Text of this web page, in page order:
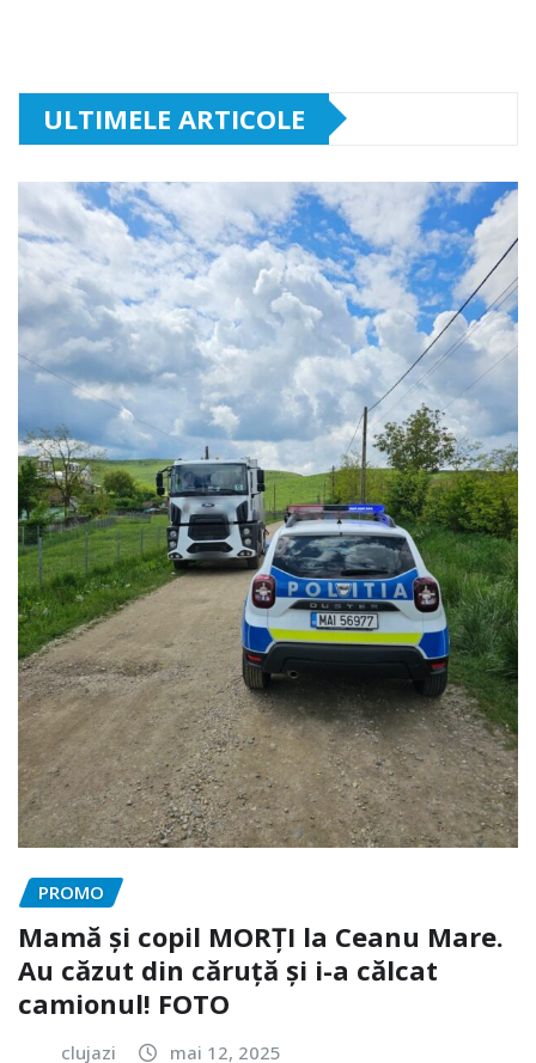
ULTIMELE ARTICOLE
PROMO
Mamă și copil MORȚI la Ceanu Mare.
Au căzut din căruță și i-a călcat
camionul! FOTO
clujazi mai 12, 2025